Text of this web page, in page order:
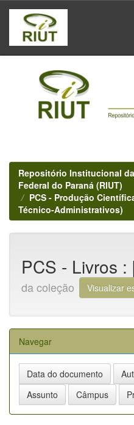
Skip
navigation
Repositório Institucional
Federal do Paraná (RIUT)
PCS - Produção
Técnico-Administrativos)
PCS - Livros :
da coleção
Visualizar
Navegar